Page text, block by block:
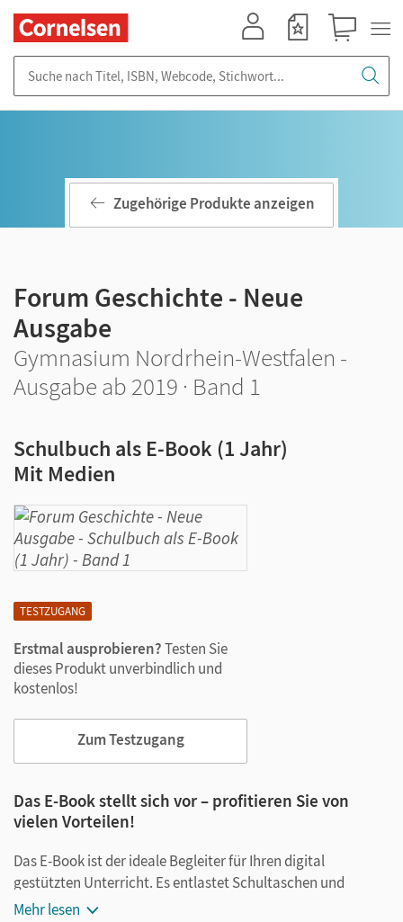
TESTZUGANG
Erstmal ausprobieren?Testen Sie
dieses Produkt unverbindlich und
kostenlos!
Zum Testzugang
Zugehörige Produkte anzeigen
Forum Geschichte - Neue
Ausgabe
Gymnasium Nordrhein-Westfalen -
Ausgabe ab 2019 · Band 1
Schulbuch als E-Book (1 Jahr)
Mit Medien
Das E-Book stellt sich vor – profitieren Sie von
vielen Vorteilen!
Das E-Book ist der ideale Begleiter für Ihren digital
gestützten Unterricht. Es entlastet Schultaschen und
Rucksäcke und ist jederzeit unkompliziert verfügbar.
Mehr lesen